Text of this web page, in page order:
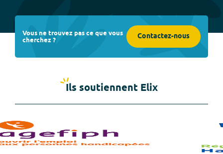
Vous ne trouvez pas ce que vous
cherchez ? Contactez-nous
Ils soutiennent Elix